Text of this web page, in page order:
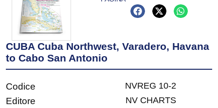
CUBA Cuba Northwest, Varadero, Havana
to Cabo San Antonio
Codice NVREG 10-2
Editore NV CHARTS